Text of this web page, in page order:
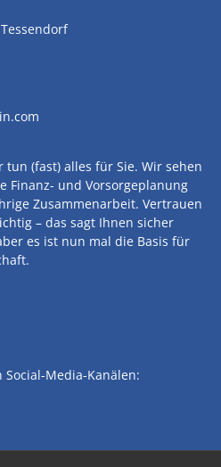
tun (fast) alles für Sie. Wir sehen
Finanz- und Vorsorgeplanung
Zusammenarbeit. Vertrauen
– das sagt Ihnen sicher
es ist nun mal die Basis für
Social-Media-Kanälen: